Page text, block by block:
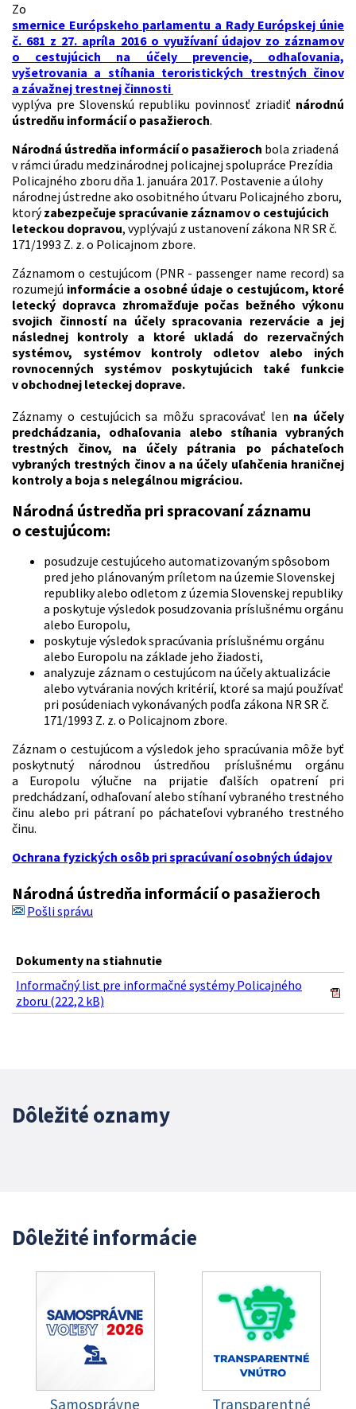
Zo
smernice Európskeho parlamentu a Rady Európskej únie
č. 681 z 27. apríla 2016 o využívaní údajov zo záznamov
o cestujúcich na účely prevencie, odhaľovania,
vyšetrovania a stíhania teroristických trestných činov
a závažnej trestnej činnosti
vyplýva pre Slovenskú republiku povinnosť zriadiť národnú
ústredňu informácií o pasažieroch.
Národná ústredňa informácií o pasažieroch bola zriadená
v rámci úradu medzinárodnej policajnej spolupráce Prezídia
Policajného zboru dňa 1. januára 2017. Postavenie a úlohy
národnej ústredne ako osobitného útvaru Policajného zboru,
ktorýzabezpečuje spracúvanie záznamov o cestujúcich
leteckou dopravou, vyplývajú z ustanovení zákona NR SR č.
171/1993 Z. z. o Policajnom zbore.
Záznamom o cestujúcom (PNR - passenger name record) sa
rozumejú informácie a osobné údaje o cestujúcom, ktoré
letecký dopravca zhromažďuje počas bežného výkonu
svojich činností na účely spracovania rezervácie a jej
následnej kontroly a ktoré ukladá do rezervačných
systémov, systémov kontroly odletov alebo iných
rovnocenných systémov poskytujúcich také funkcie
v obchodnej leteckej doprave.
Záznamy o cestujúcich sa môžu spracovávať len na účely
predchádzania, odhaľovania alebo stíhania vybraných
trestných činov, na účely pátrania po páchateľoch
vybraných trestných činov a na účely uľahčenia hraničnej
kontroly a boja s nelegálnou migráciou.
Národná ústredňa pri spracovaní záznamu
o cestujúcom:
posudzuje cestujúceho automatizovaným spôsobom
pred jeho plánovaným príletom na územie Slovenskej
republiky alebo odletom z územia Slovenskej republiky
a poskytuje výsledok posudzovania príslušnému orgánu
alebo Europolu,
poskytuje výsledok spracúvania príslušnému orgánu
alebo Europolu na základe jeho žiadosti,
analyzuje záznam o cestujúcom na účely aktualizácie
alebo vytvárania nových kritérií, ktoré sa majú používať
pri posúdeniach vykonávaných podľa zákona NR SR č.
171/1993 Z. z. o Policajnom zbore.
Záznam o cestujúcom a výsledok jeho spracúvania môže byť
poskytnutý národnou ústredňou príslušnému orgánu
a Europolu výlučne na prijatie ďalších opatrení pri
predchádzaní, odhaľovaní alebo stíhaní vybraného trestného
činu alebo pri pátraní po páchateľovi vybraného trestného
činu.
Ochrana fyzických osôb pri spracúvaní osobných údajov
Národná ústredňa informácií o pasažieroch
Pošli správu
Dokumenty na stiahnutie
Informačný list pre informačné systémy Policajného
zboru (222,2 kB)
Dôležité oznamy
Dôležité informácie
Samosprávne Transparentné